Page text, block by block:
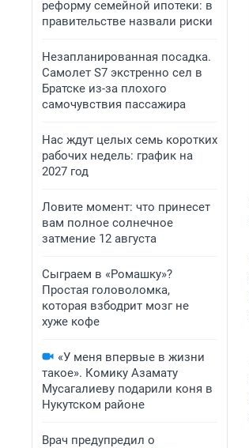
реформу семейной ипотеки: в
правительстве назвали риски
Незапланированная посадка.
Самолет S7 экстренно сел в
Братске из-за плохого
самочувствия пассажира
Нас ждут целых семь коротких
рабочих недель: график на
2027 год
Ловите момент: что принесет
вам полное солнечное
затмение 12 августа
Сыграем в «Ромашку»?
Простая головоломка,
которая взбодрит мозг не
хуже кофе
«У меня впервые в жизни
такое». Комику Азамату
Мусагалиеву подарили коня в
Нукутском районе
Врач предупредил о